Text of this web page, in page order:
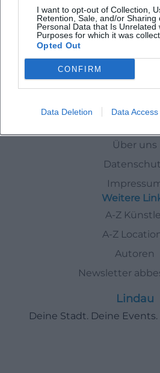
I want to opt-out of Collection,
Retention, Sale, and/or Sharing
Personal Data that Is Unrelated
Purposes for which it was
Opted Out
CONFIRM
Data Deletion Data Access
'Alles Kopfsache?' in
Deggendorf.
Sonstige Veranstaltungen €
Kuenstler Thorsten Havener
Über uns
Weitere
A-Z
A-Z
Autoren
Newsletter
Lindau
Deine Stadt. Deine